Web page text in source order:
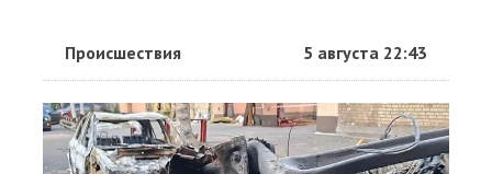
Происшествия 5 августа 22:43